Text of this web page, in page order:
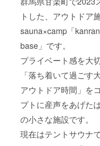
トした、アウトドア
sauna×camp「
base」です。
プライベート感を大
「落ち着いて過ごす
アウトドア時間」を
プトに産声をあげた
の小さな施設です。
現在はテントサウナ